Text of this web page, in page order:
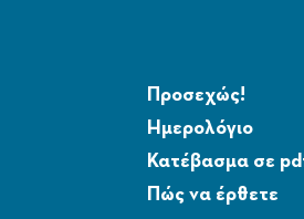
Προσεχώς!
Ημερολόγιο
Κατέβασμα σε
Πώς να έρθετε